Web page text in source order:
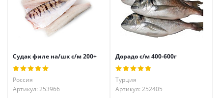
Судак филе на/шк с/м 200+
Россия
Артикул: 253966
Дорадо с/м 400-600г
Турция
Артикул: 252405